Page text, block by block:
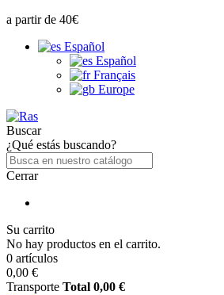
a partir de 40€
Español
Español
Français
Europe
Buscar
¿Qué estás buscando?
Cerrar
Su carrito
No hay productos en el carrito.
0 artículos
0,00 €
Transporte Total 0,00 €